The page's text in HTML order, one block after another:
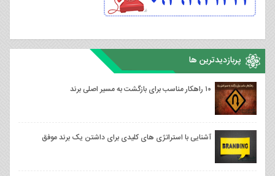
پربازدیدترین ها
۱۰ راهکار مناسب برای بازگشت به مسیر اصلی برند
آشنایی با استراتژی های کلیدی برای داشتن یک برند موفق